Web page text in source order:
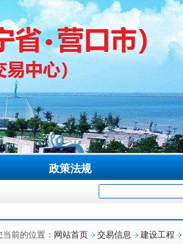
政策法规
当前的位置： 网站首页 交易信息 建设工程